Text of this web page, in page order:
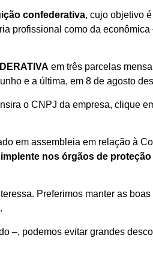
confederativa, cujo objetivo
profissional como da
em três parcelas
e a última, em 8 de agosto
o CNPJ da empresa, clique
em assembleia em relação à
nos órgãos de
Preferimos manter as
–, podemos evitar grandes